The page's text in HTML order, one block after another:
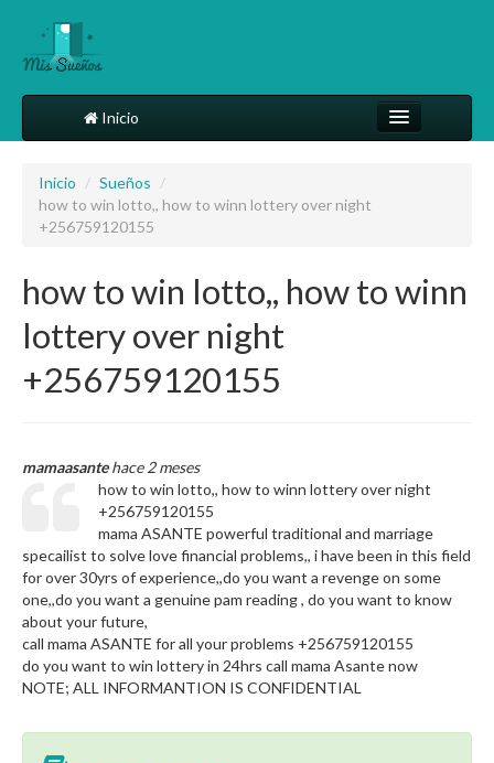
Inicio
Diccionario
Inicio / Sueños /
how to win lotto,, how to winn lottery over night
+256759120155
how to win lotto,, how to winn
lottery over night
+256759120155
mamaasantehace 2 meses
how to win lotto,, how to winn lottery over night
+256759120155
mama ASANTE powerful traditional and marriage
specailist to solve love financial problems,, i have been in this field
for over 30yrs of experience,,do you want a revenge on some
one,,do you want a genuine pam reading , do you want to know
about your future,
call mama ASANTE for all your problems +256759120155
do you want to win lottery in 24hrs call mama Asante now
NOTE; ALL INFORMANTION IS CONFIDENTIAL